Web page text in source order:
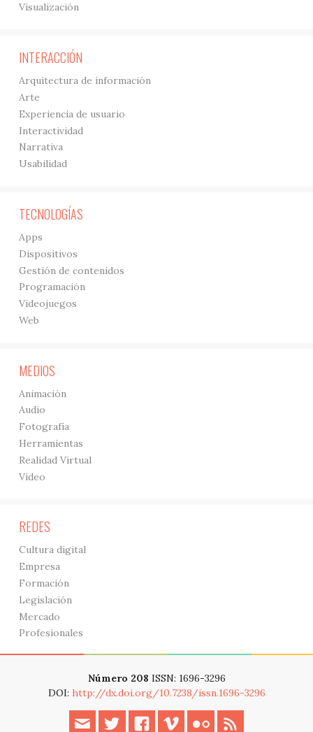
Visualización
INTERACCIÓN
Arquitectura de información
Arte
Experiencia de usuario
Interactividad
Narrativa
Usabilidad
TECNOLOGÍAS
Apps
Dispositivos
Gestión de contenidos
Programación
Videojuegos
Web
MEDIOS
Animación
Audio
Fotografía
Herramientas
Realidad Virtual
Vídeo
REDES
Cultura digital
Empresa
Formación
Legislación
Mercado
Profesionales
Número 208 ISSN: 1696-3296
DOI: http://dx.doi.org/10.7238/issn.1696-3296